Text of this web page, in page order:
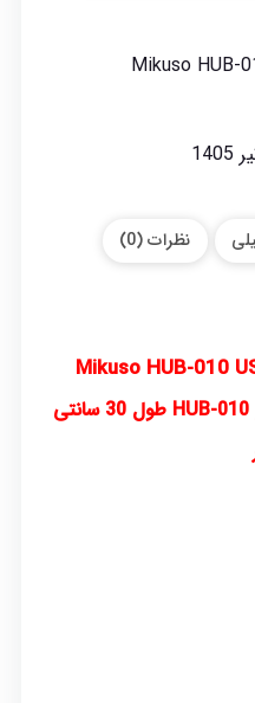
Mikuso HUB-
نظرات (0)
Mikuso HUB-010
هاب 4 پورت USB3.0 میکاسو HUB-010 طول 30 سانتی